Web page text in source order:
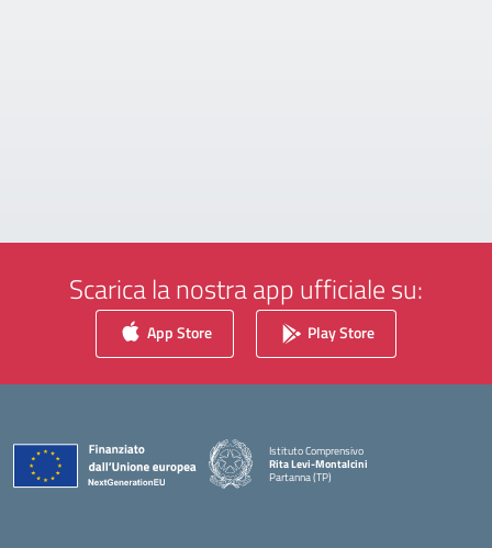
Scarica la nostra app ufficiale su:
App Store Play Store
Istituto Comprensivo
Rita Levi-Montalcini
Partanna (TP)